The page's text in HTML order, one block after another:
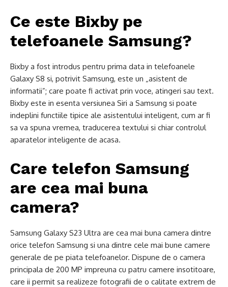
Ce este Bixby pe
telefoanele Samsung?
Bixby a fost introdus pentru prima data in telefoanele
Galaxy S8 si, potrivit Samsung, este un „asistent de
informatii”; care poate fi activat prin voce, atingeri sau text.
Bixby este in esenta versiunea Siri a Samsung si poate
indeplini functiile tipice ale asistentului inteligent, cum ar fi
sa va spuna vremea, traducerea textului si chiar controlul
aparatelor inteligente de acasa.
Care telefon Samsung
are cea mai buna
camera?
Samsung Galaxy S23 Ultra are cea mai buna camera dintre
orice telefon Samsung si una dintre cele mai bune camere
generale de pe piata telefoanelor. Dispune de o camera
principala de 200 MP impreuna cu patru camere insotitoare,
care ii permit sa realizeze fotografii de o calitate extrem de